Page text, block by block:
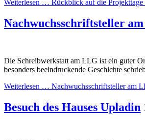
Weiterlesen … Rückblick auf die Projekttage
Nachwuchsschriftsteller
Die Schreibwerkstatt am LLG ist ein guter
besonders beeindruckende Geschichte
Weiterlesen … Nachwuchsschriftsteller am
Besuch des Hauses Upladin